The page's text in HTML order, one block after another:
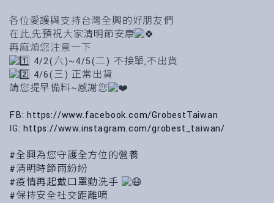
各位愛護與支持台灣全興的好朋友們
在此,先預祝大家清明節安康
再麻煩您注意一下
4/2(六)~4/5(二) 不接單,不出貨
4/6(三) 正常出貨
請您提早備料~感謝您
FB:https://www.facebook.com/GrobestTaiwan
IG:https://www.instagram.com/grobest_taiwan/
#全興為您守護全方位的營養
#清明時節雨紛紛
#疫情再起戴口罩勤洗手
#保持安全社交距離唷